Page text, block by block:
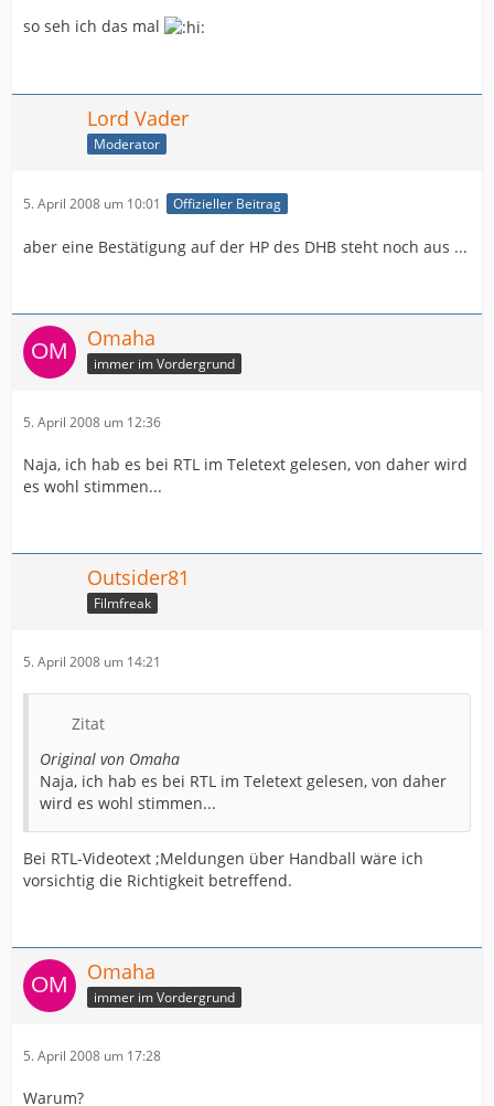
so seh ich das mal
Lord Vader
Moderator
5. April 2008 um 10:01 Offizieller Beitrag
aber eine Bestätigung auf der HP des DHB steht noch aus ...
Omaha
immer im Vordergrund
5. April 2008 um 12:36
Naja, ich hab es bei RTL im Teletext gelesen, von daher wird
es wohl stimmen...
Outsider81
Filmfreak
5. April 2008 um 14:21
Zitat
Original von Omaha
Naja, ich hab es bei RTL im Teletext gelesen, von daher
wird es wohl stimmen...
Bei RTL-Videotext ;Meldungen über Handball wäre ich
vorsichtig die Richtigkeit betreffend.
Omaha
immer im Vordergrund
5. April 2008 um 17:28
Warum?